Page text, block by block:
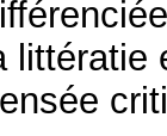
littératie